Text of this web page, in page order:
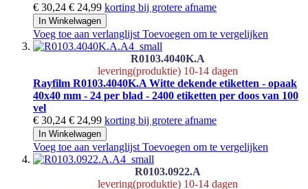
€ 30,24 € 24,99 korting bij grotere afname
In Winkelwagen
Voeg toe aan verlanglijst Toevoegen om te vergelijken
R0103.4040K.A
levering(produktie) 10-14 dagen
Rayfilm R0103.4040K.A Witte dekende etiketten - opaak
40x40 mm - 24 per blad - 2400 etiketten per doos van 100
vel
€ 30,24 € 24,99 korting bij grotere afname
In Winkelwagen
Voeg toe aan verlanglijst Toevoegen om te vergelijken
R0103.0922.A
levering(produktie) 10-14 dagen